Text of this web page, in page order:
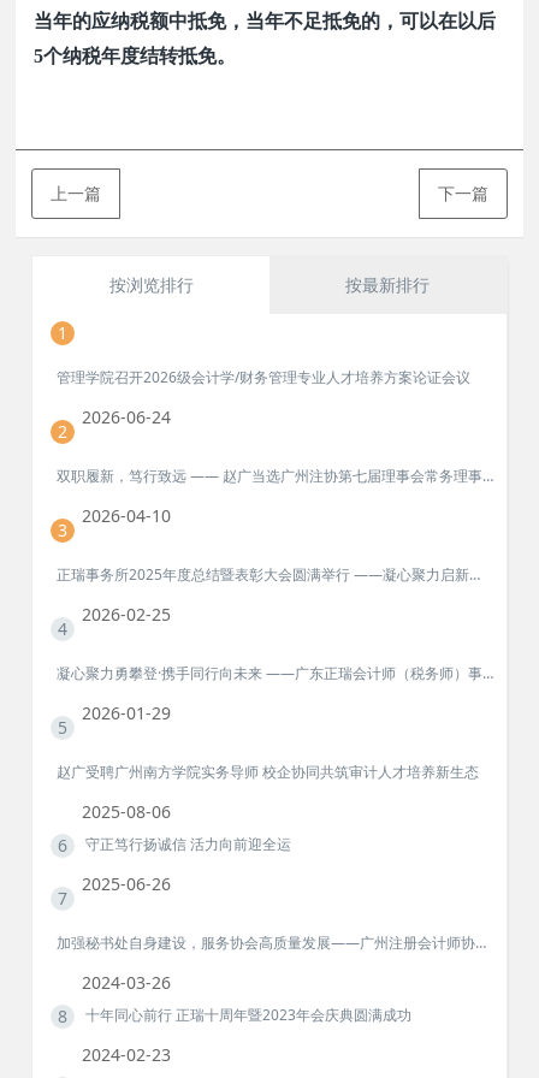
当年的应纳税额中抵免，当年不足抵免的，可以在以后
5个纳税年度结转抵免。
上一篇 下一篇
按浏览排行 按最新排行
1
管理学院召开2026级会计学/财务管理专业人才培养方案论证会议
2026-06-24
2
双职履新，笃行致远 —— 赵广当选广州注协第七届理事会常务理事、乡村振兴工作专业委员会副主任委员
2026-04-10
3
正瑞事务所2025年度总结暨表彰大会圆满举行 ——凝心聚力启新程！
2026-02-25
4
凝心聚力勇攀登·携手同行向未来 ——广东正瑞会计师（税务师）事务所衡山团建活动纪实
2026-01-29
5
赵广受聘广州南方学院实务导师 校企协同共筑审计人才培养新生态
2025-08-06
6
守正笃行扬诚信 活力向前迎全运
2025-06-26
7
加强秘书处自身建设，服务协会高质量发展——广州注册会计师协会、广州市注册税务师协会第二次秘书长联席工作会议召开
2024-03-26
8
十年同心前行 正瑞十周年暨2023年会庆典圆满成功
2024-02-23